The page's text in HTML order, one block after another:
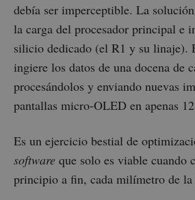
debía ser imperceptible. La
la carga del procesador principal e
silicio dedicado (el R1 y su linaje).
ingiere los datos de una docena de
procesándolos y enviando nuevas
pantallas micro-OLED en apenas
Es un ejercicio bestial de
software que solo es viable cuando
principio a fin, cada milímetro de